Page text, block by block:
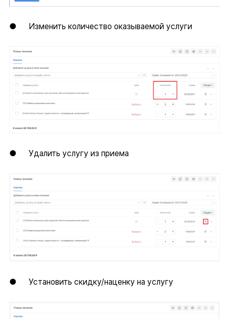
● Изменить количество оказываемой услуги
● Удалить услугу из приема
● Установить скидку/наценку на услугу